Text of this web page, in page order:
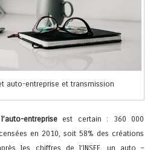
auto-entreprise et transmission
entreprise est certain : 360 000
en 2010, soit 58% des créations
les chiffres de l’INSEE, un auto –